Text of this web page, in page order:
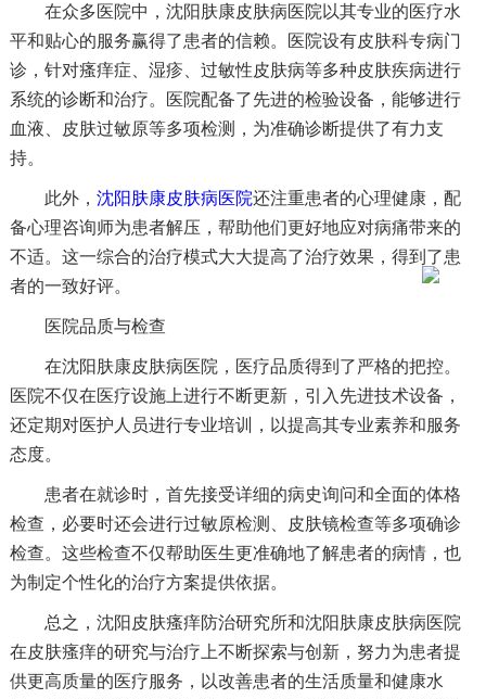
在众多医院中，沈阳肤康皮肤病医院以其专业的医疗水
平和贴心的服务赢得了患者的信赖。医院设有皮肤科专病门
诊，针对瘙痒症、湿疹、过敏性皮肤病等多种皮肤疾病进行
系统的诊断和治疗。医院配备了先进的检验设备，能够进行
血液、皮肤过敏原等多项检测，为准确诊断提供了有力支
持。
此外， 沈阳肤康皮肤病医院还注重患者的心理健康，配
备心理咨询师为患者解压，帮助他们更好地应对病痛带来的
不适。这一综合的治疗模式大大提高了治疗效果，得到了患
者的一致好评。
医院品质与检查
在沈阳肤康皮肤病医院，医疗品质得到了严格的把控。
医院不仅在医疗设施上进行不断更新，引入先进技术设备，
还定期对医护人员进行专业培训，以提高其专业素养和服务
态度。
患者在就诊时，首先接受详细的病史询问和全面的体格
检查，必要时还会进行过敏原检测、皮肤镜检查等多项确诊
检查。这些检查不仅帮助医生更准确地了解患者的病情，也
为制定个性化的治疗方案提供依据。
总之，沈阳皮肤瘙痒防治研究所和沈阳肤康皮肤病医院
在皮肤瘙痒的研究与治疗上不断探索与创新，努力为患者提
供更高质量的医疗服务，以改善患者的生活质量和健康水